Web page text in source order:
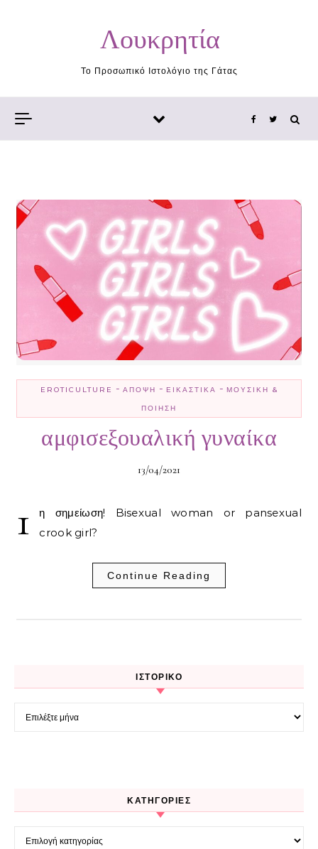
Λουκρητία
Το Προσωπικό Ιστολόγιο της Γάτας
EROTICULTURE - ΆΠΟΨΗ - ΕΙΚΑΣΤΙΚΆ - ΜΟΥΣΙΚΉ &
ΠΟΊΗΣΗ
αμφισεξουαλική γυναίκα
13/04/2021
1
η σημείωση! Bisexual woman or pansexual
crook girl?
Continue Reading
ΙΣΤΟΡΙΚΌ
Ιστορικό
KΑΤΗΓΟΡΊΕΣ
Kατηγορίες